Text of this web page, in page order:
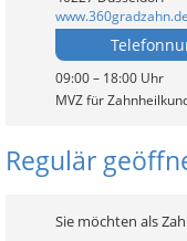
09:00 – 18:00 Uhr
MVZ für
Regulär
Sie möchten als